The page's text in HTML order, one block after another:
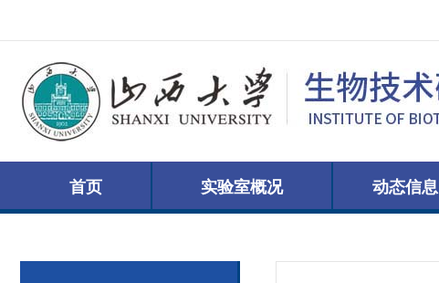
首页 实验室概况 动态信息